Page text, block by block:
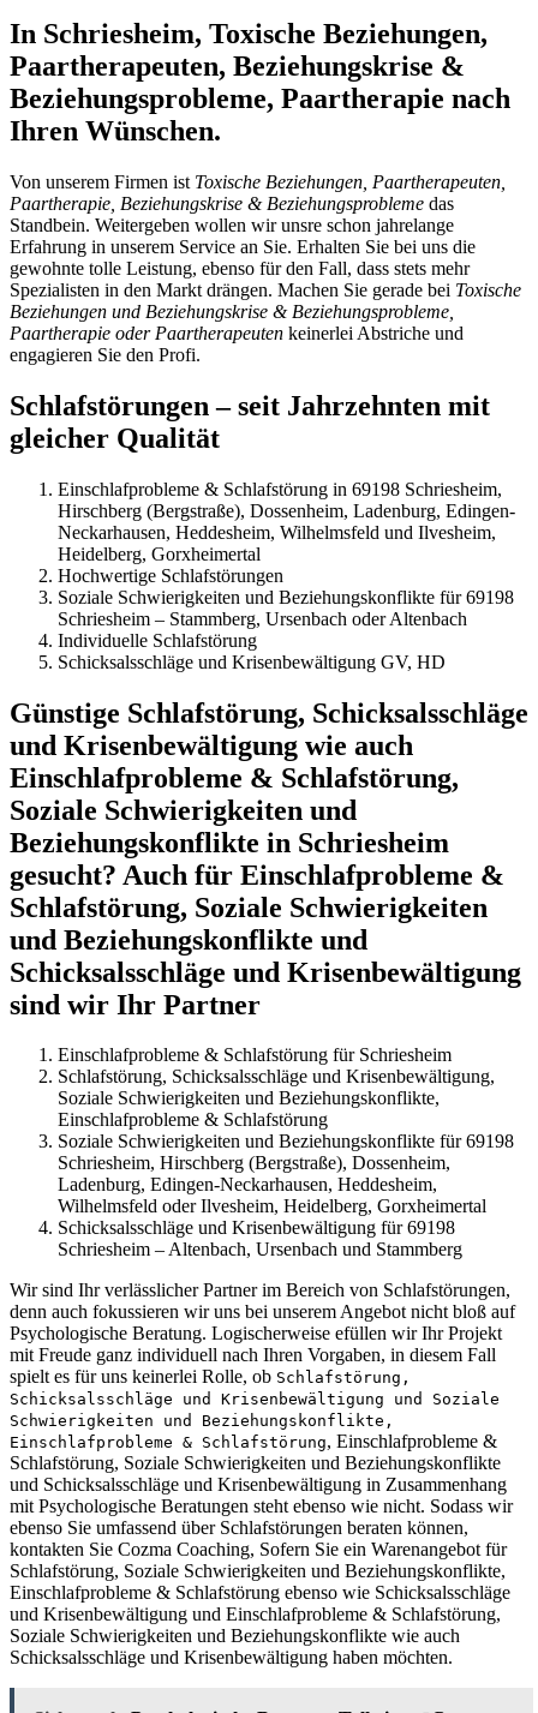
In Schriesheim, Toxische Beziehungen,
Paartherapeuten, Beziehungskrise &
Beziehungsprobleme, Paartherapie nach
Ihren Wünschen.
Von unserem Firmen ist Toxische Beziehungen, Paartherapeuten,
Paartherapie, Beziehungskrise & Beziehungsprobleme das
Standbein. Weitergeben wollen wir unsre schon jahrelange
Erfahrung in unserem Service an Sie. Erhalten Sie bei uns die
gewohnte tolle Leistung, ebenso für den Fall, dass stets mehr
Spezialisten in den Markt drängen. Machen Sie gerade bei Toxische
Beziehungen und Beziehungskrise & Beziehungsprobleme,
Paartherapie oder Paartherapeuten keinerlei Abstriche und
engagieren Sie den Profi.
Schlafstörungen – seit Jahrzehnten mit
gleicher Qualität
Einschlafprobleme & Schlafstörung in 69198 Schriesheim,
Hirschberg (Bergstraße), Dossenheim, Ladenburg, Edingen-
Neckarhausen, Heddesheim, Wilhelmsfeld und Ilvesheim,
Heidelberg, Gorxheimertal
Hochwertige Schlafstörungen
Soziale Schwierigkeiten und Beziehungskonflikte für 69198
Schriesheim – Stammberg, Ursenbach oder Altenbach
Individuelle Schlafstörung
Schicksalsschläge und Krisenbewältigung GV, HD
Günstige Schlafstörung, Schicksalsschläge
und Krisenbewältigung wie auch
Einschlafprobleme & Schlafstörung,
Soziale Schwierigkeiten und
Beziehungskonflikte in Schriesheim
gesucht? Auch für Einschlafprobleme &
Schlafstörung, Soziale Schwierigkeiten
und Beziehungskonflikte und
Schicksalsschläge und Krisenbewältigung
sind wir Ihr Partner
Einschlafprobleme & Schlafstörung für Schriesheim
Schlafstörung, Schicksalsschläge und Krisenbewältigung,
Soziale Schwierigkeiten und Beziehungskonflikte,
Einschlafprobleme & Schlafstörung
Soziale Schwierigkeiten und Beziehungskonflikte für 69198
Schriesheim, Hirschberg (Bergstraße), Dossenheim,
Ladenburg, Edingen-Neckarhausen, Heddesheim,
Wilhelmsfeld oder Ilvesheim, Heidelberg, Gorxheimertal
Schicksalsschläge und Krisenbewältigung für 69198
Schriesheim – Altenbach, Ursenbach und Stammberg
Wir sind Ihr verlässlicher Partner im Bereich von Schlafstörungen,
denn auch fokussieren wir uns bei unserem Angebot nicht bloß auf
Psychologische Beratung. Logischerweise efüllen wir Ihr Projekt
mit Freude ganz individuell nach Ihren Vorgaben, in diesem Fall
spielt es für uns keinerlei Rolle, ob Schlafstörung,
Schicksalsschläge und Krisenbewältigung und Soziale
Schwierigkeiten und Beziehungskonflikte,
Einschlafprobleme & Schlafstörung, Einschlafprobleme &
Schlafstörung, Soziale Schwierigkeiten und Beziehungskonflikte
und Schicksalsschläge und Krisenbewältigung in Zusammenhang
mit Psychologische Beratungen steht ebenso wie nicht. Sodass wir
ebenso Sie umfassend über Schlafstörungen beraten können,
kontakten Sie Cozma Coaching, Sofern Sie ein Warenangebot für
Schlafstörung, Soziale Schwierigkeiten und Beziehungskonflikte,
Einschlafprobleme & Schlafstörung ebenso wie Schicksalsschläge
und Krisenbewältigung und Einschlafprobleme & Schlafstörung,
Soziale Schwierigkeiten und Beziehungskonflikte wie auch
Schicksalsschläge und Krisenbewältigung haben möchten.